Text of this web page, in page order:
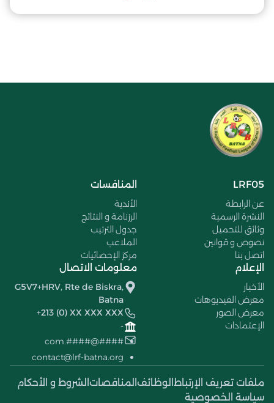
LRF05
عن الرابطة
النشرة الرسمية
وثائق للتحميل
نصوص و قوانين
اتصل بنا
المنافسات
الأندية
الرزنامة و النتائج
جدول الترتيب
الملاعب
مركز الإحصائيات
الإعلام
الأخبار
معرض الفيديوهات
معرض الصور
الإعتمادات
معلومات الاتصال
G5V7+HRV, Rte de Biskra,
Batna
+213 (0) XX XXX XXX
-
####@####.com
contact@lrf-batna.org
ملفات تعريف الإرتباط الوظائف المناقصات الشروط و الأحكام
سياسة الخصوصية